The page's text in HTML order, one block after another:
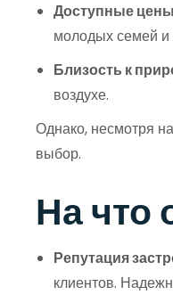
Доступные
молодых семей
Близость к
воздухе.
Однако, несмотря
выбор.
На что
Репутация
клиентов.